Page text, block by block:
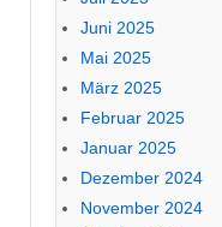
Juni 2025
Mai 2025
März 2025
Februar 2025
Januar 2025
Dezember 2024
November 2024